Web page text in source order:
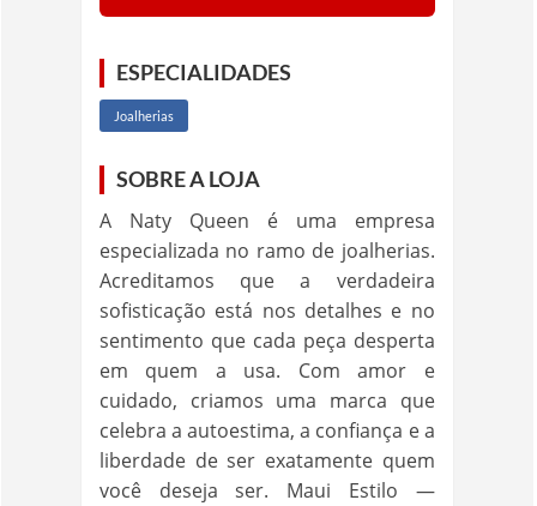
ESPECIALIDADES
Joalherias
SOBRE A LOJA
A Naty Queen é uma empresa
especializada no ramo de joalherias.
Acreditamos que a verdadeira
sofisticação está nos detalhes e no
sentimento que cada peça desperta
em quem a usa. Com amor e
cuidado, criamos uma marca que
celebra a autoestima, a confiança e a
liberdade de ser exatamente quem
você deseja ser. Maui Estilo —